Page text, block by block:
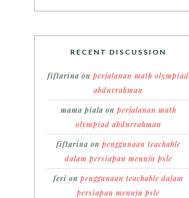
RECENT DISCUSSION
fiftarina on perjalanan math olympiad
abdurrahman
mama piala on perjalanan math
olympiad abdurrahman
fiftarina on penggunaan teachable
dalam persiapan menuju psle
feri on penggunaan teachable dalam
persiapan menuju psle